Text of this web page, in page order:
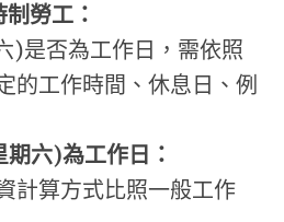
制勞工：
)是否為工作日，需依照
的工作時間、休息日、例
六)為工作日：
計算方式比照一般工作